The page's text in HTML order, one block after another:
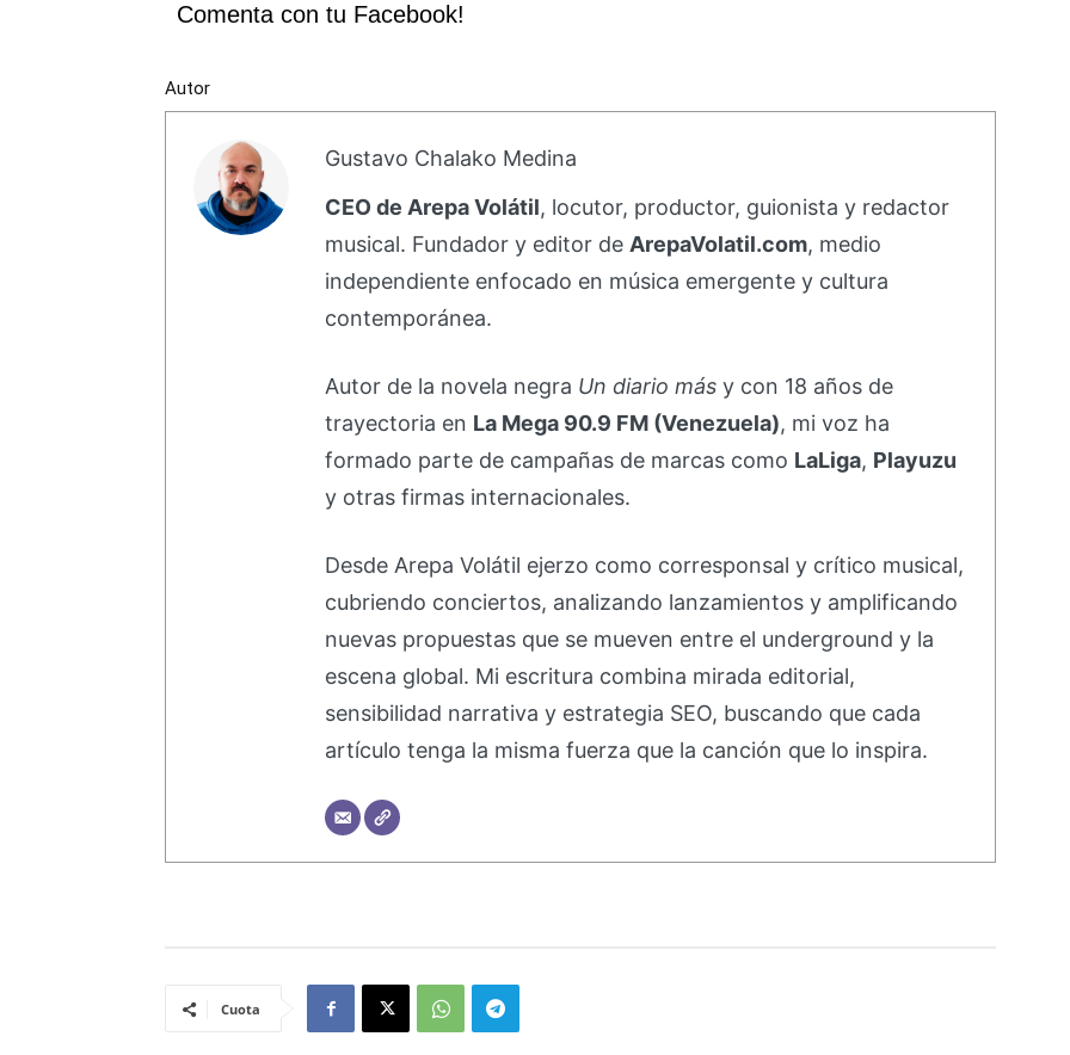
Comenta con tu Facebook!
Autor
Gustavo Chalako Medina
CEO de Arepa Volátil, locutor, productor, guionista y redactor
musical. Fundador y editor de ArepaVolatil.com, medio
independiente enfocado en música emergente y cultura
contemporánea.
Autor de la novela negra Un diario másy con 18 años de
trayectoria en La Mega 90.9 FM (Venezuela), mi voz ha
formado parte de campañas de marcas como LaLiga, Playuzu
y otras firmas internacionales.
Desde Arepa Volátil ejerzo como corresponsal y crítico musical,
cubriendo conciertos, analizando lanzamientos y amplificando
nuevas propuestas que se mueven entre el underground y la
escena global. Mi escritura combina mirada editorial,
sensibilidad narrativa y estrategia SEO, buscando que cada
artículo tenga la misma fuerza que la canción que lo inspira.
Cuota